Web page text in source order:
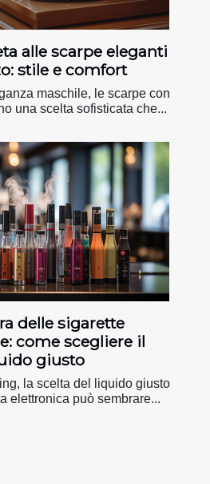
alle scarpe eleganti
stile e comfort
maschile, le scarpe con
una scelta sofisticata che...
delle sigarette
come scegliere il
giusto
la scelta del liquido giusto
elettronica può sembrare...